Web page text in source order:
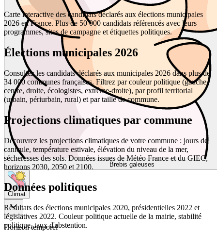
Brebis galeuses
Climat
Horizon temporel
Carte interactive des candidats déclarés aux élections municipales
2026 en France. Plus de 50 000 candidats référencés avec leurs
programmes, sites de campagne et étiquettes politiques.
Élections municipales 2026
Consultez les candidats déclarés aux municipales 2026 dans plus de
34 000 communes françaises. Filtrez par couleur politique (gauche,
centre, droite, écologistes, extrême-droite), par profil territorial
(urbain, périurbain, rural) et par taille de commune.
Projections climatiques par commune
Découvrez les projections climatiques de votre commune : jours de
canicule, température estivale, élévation du niveau de la mer,
sécheresses des sols. Données issues de Météo France et du GIEC,
horizons 2030, 2050 et 2100.
Données politiques
Résultats des élections municipales 2020, présidentielles 2022 et
législatives 2022. Couleur politique actuelle de la mairie, stabilité
politique, taux d'abstention.